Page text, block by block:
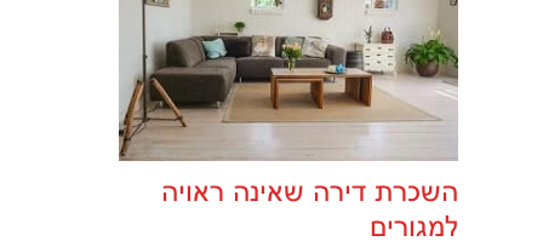
השכרת דירה שאינה ראויה
למגורים